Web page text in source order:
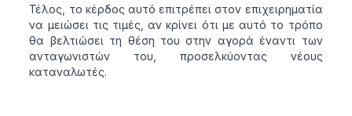
Τέλος, το κέρδος αυτό επιτρέπει στον επιχειρηματία
να μειώσει τις τιμές, αν κρίνει ότι με αυτό το τρόπο
θα βελτιώσει τη θέση του στην αγορά έναντι των
ανταγωνιστών του, προσελκύοντας νέους
καταναλωτές.